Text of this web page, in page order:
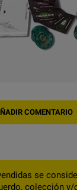
COMENTARIO
se
colección